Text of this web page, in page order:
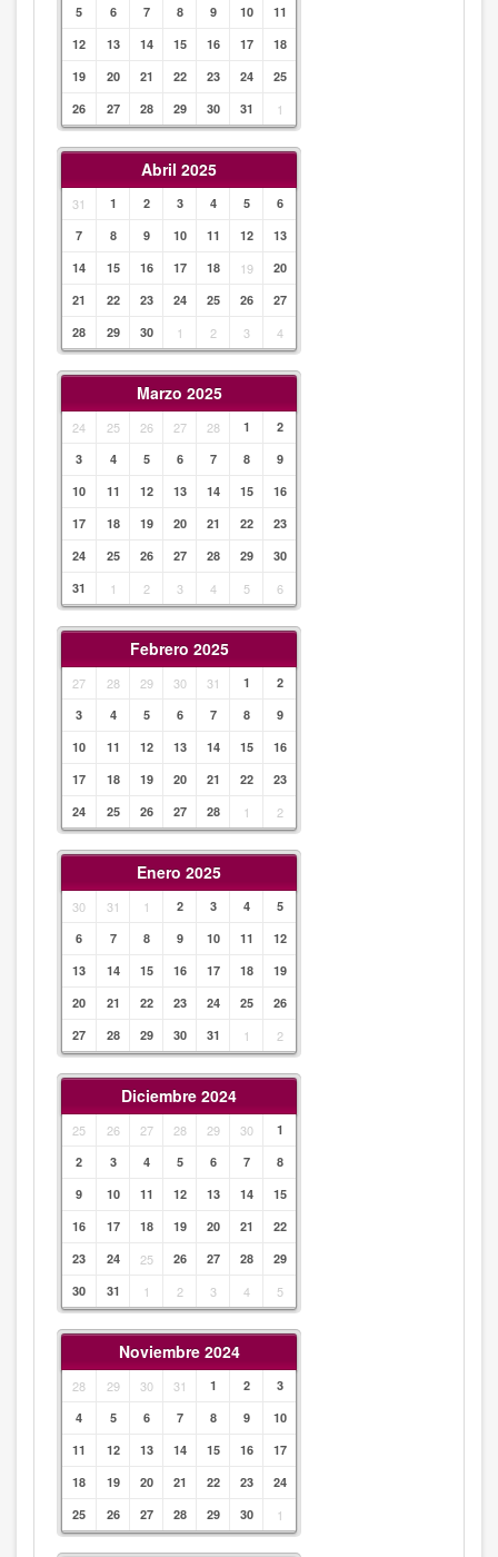
5 6 7 8 9 10
11
12
13 14 15 16 17
18
19
20 21 22 23 24
25
26
27 28 29 30 31 1
Abril 2025
31 1 2 3 4 5
6
7
8 9 10 11 12
13
14
15 16 17 18 19
20
21
22 23 24 25 26
27
28
29 30 1 2 3 4
Marzo 2025
24 25 26 27 28 1
2
3
4 5 6 7 8
9
10
11 12 13 14 15
16
17
18 19 20 21 22
23
24
25 26 27 28 29
30
31
1 2 3 4 5 6
Febrero 2025
27 28 29 30 31 1
2
3
4 5 6 7 8
9
10
11 12 13 14 15
16
17
18 19 20 21 22
23
24
25 26 27 28 1 2
Enero 2025
30 31 1 2 3 4
5
6
7 8 9 10 11
12
13
14 15 16 17 18
19
20
21 22 23 24 25
26
27
28 29 30 31 1 2
Diciembre 2024
25 26 27 28 29 30
1
2
3 4 5 6 7
8
9
10 11 12 13 14
15
16
17 18 19 20 21
22
23
24 25 26 27 28
29
30
31 1 2 3 4 5
Noviembre 2024
28 29 30 31 1 2
3
4
5 6 7 8 9
10
11
12 13 14 15 16
17
18
19 20 21 22 23
24
25
26 27 28 29 30 1